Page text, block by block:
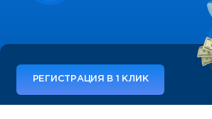
РЕГИСТРАЦИЯ В 1 КЛИК